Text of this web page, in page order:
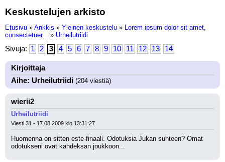
Keskustelujen arkisto
Etusivu » Ankkis » Yleinen keskustelu » Lorem ipsum dolor sit amet,
consectetuer... » Urheilutriidi
Sivuja: 1 2 3 4 5 6 7 8 9 10 11 12 13 14
Kirjoittaja
Aihe: Urheilutriidi (204 viestiä)
wierii2
Urheilutriidi
Viesti 31 - 17.08.2009 klo 13:31:27
Huomenna on sitten este-finaali. Odotuksia Jukan suhteen? Omat
odotukseni ovat kahdeksan joukkoon...